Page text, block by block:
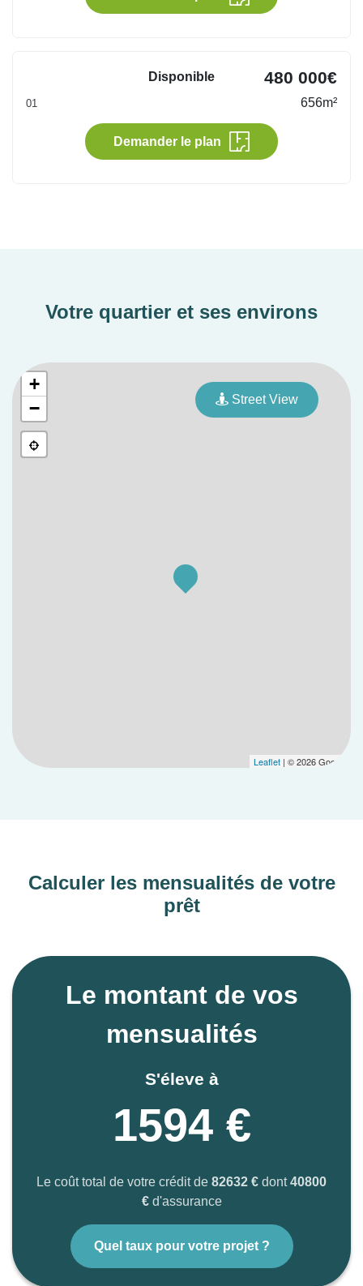
confort moderne à portée de main dans ce coin
Disponible 480 000€
01 656m²
Demander le plan
Votre quartier et ses environs
+
−
Leaflet | © 2026 Google
Street View
Calculer les mensualités de votre
prêt
Le montant de vos
mensualités
S'éleve à
1594 €
Le coût total de votre crédit de 82632 € dont40800
€d'assurance
Quel taux pour votre projet ?